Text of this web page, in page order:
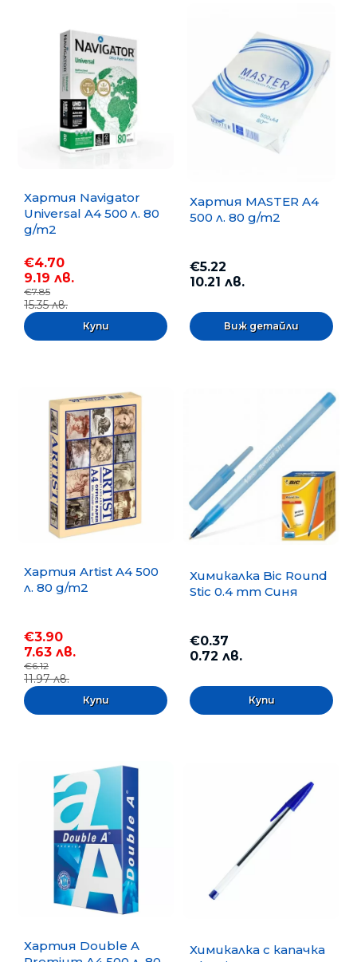
Хартия Navigator
Universal A4 500 л. 80
g/m2
€4.70
9.19 лв.
€7.85
15.35 лв.
Хартия MASTER A4
500 л. 80 g/m2
€5.22
10.21 лв.
Виж детайли
Хартия Artist A4 500
л. 80 g/m2
€3.90
7.63 лв.
€6.12
11.97 лв.
Химикалка Bic Round
Stic 0.4 mm Синя
€0.37
0.72 лв.
Хартия Double A
Химикалка с капачка